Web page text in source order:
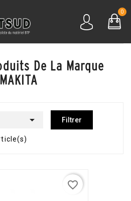
0
De La Marque
MAKITA
 Filtrer
favorite_border